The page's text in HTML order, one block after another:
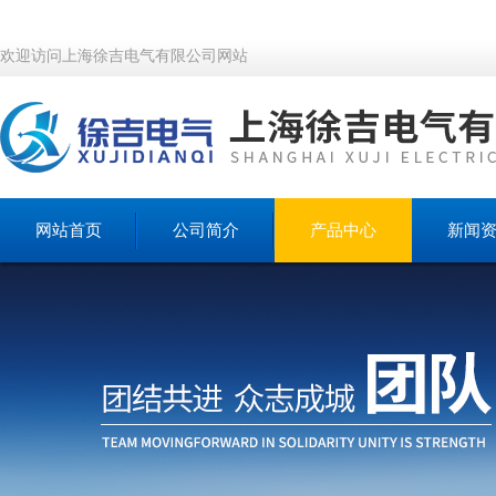
欢迎访问上海徐吉电气有限公司网站
网站首页 公司简介 产品中心 新闻